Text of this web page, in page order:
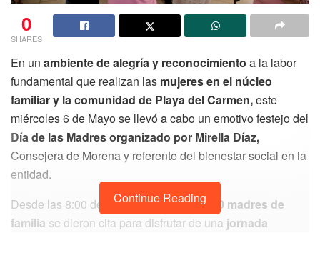
0
SHARES
En un ambiente de alegría y reconocimiento a la labor
fundamental que realizan las mujeres en el núcleo
familiar y la comunidad de Playa del Carmen,este
miércoles 6 de Mayo se llevó a cabo un emotivo festejo del
Día de las Madres organizado por Mirella Díaz,
Consejera de Morena y referente del bienestar social en la
entidad.
Desde las 8:00 de la mañana, más de500 madres de
familia se dieron cita para disfrutar de una jornada
Continue Reading